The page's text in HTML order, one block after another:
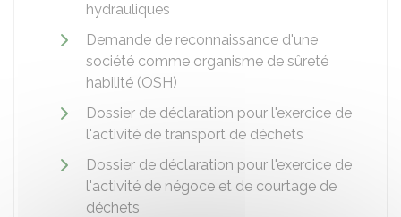
hydrauliques
Demande de reconnaissance d'une
société comme organisme de sûreté
habilité (OSH)
Dossier de déclaration pour l'exercice de
l'activité de transport de déchets
Dossier de déclaration pour l'exercice de
l'activité de négoce et de courtage de
déchets